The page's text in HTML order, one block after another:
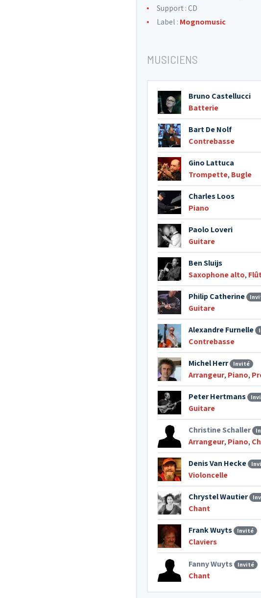
Support : CD
Label : Mognomusic
MUSICIENS
Bruno Castellucci
Batterie
Bart De Nolf
Contrebasse
Gino Lattuca
Trompette, Bugle
Charles Loos
Piano
Paolo Loveri
Guitare
Ben Sluijs
Saxophone alto,
Philip Catherine
Guitare
Alexandre Furnelle
Contrebasse
Michel Herr Invité
Arrangeur, Piano,
Peter Hertmans
Guitare
Christine Schaller
Arrangeur, Piano,
Denis Van Hecke
Violoncelle
Chrystel Wautier
Chant
Frank Wuyts Invité
Claviers
Fanny Wuyts Invité
Chant